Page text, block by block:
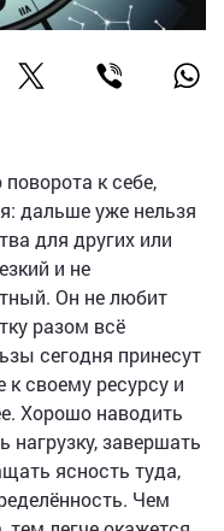
к себе,
дальше уже нельзя
для других или
и не
Он не любит
разом всё
сегодня принесут
к своему ресурсу и
Хорошо наводить
нагрузку, завершать
ясность туда,
Чем